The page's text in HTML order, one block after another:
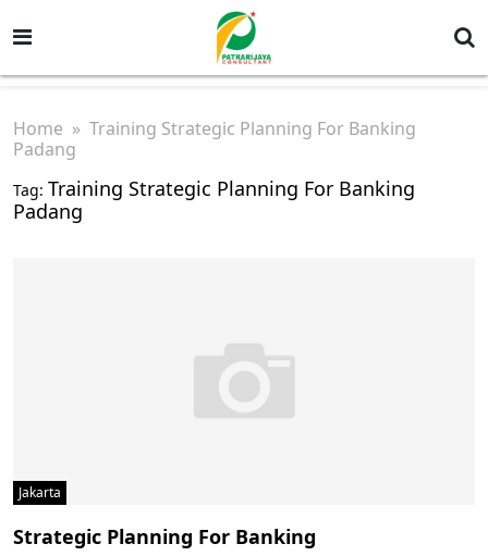
Home » Training Strategic Planning For Banking
Padang
Tag: Training Strategic Planning For Banking
Padang
Jakarta
Strategic Planning For Banking